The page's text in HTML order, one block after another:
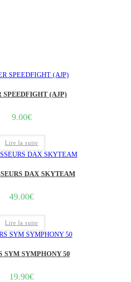
SPEEDFIGHT (AJP)
9.00€
Lire la suite
DAX SKYTEAM
49.00€
Lire la suite
SYM SYMPHONY 50
19.90€